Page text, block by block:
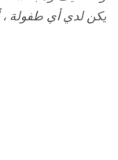
يكن لدي أي طفولة ،